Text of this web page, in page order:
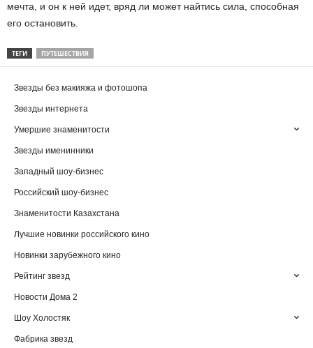
мечта, и он к ней идет, вряд ли может найтись сила, способная
его остановить.
ТЕГИ ПУТЕШЕСТВИЯ
Звезды без макияжа и фотошопа
Звезды интернета
Умершие знаменитости
Звезды именинники
Западный шоу-бизнес
Российский шоу-бизнес
Знаменитости Казахстана
Лучшие новинки российского кино
Новинки зарубежного кино
Рейтинг звезд
Новости Дома 2
Шоу Холостяк
Фабрика звезд